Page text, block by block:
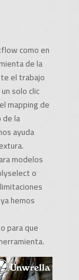
como en
de la
el trabajo
solo clic
mapping de
la
ayuda
modelos
o
hemos
para que